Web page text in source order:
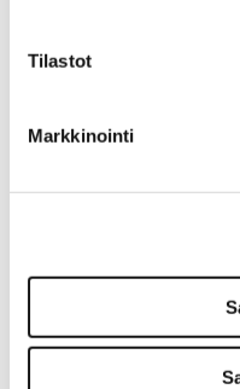
Tilastot
Markkinointi
Tuotekoodi: 113.
Ulkomitat: (l) 740 x (s) 420 x
(k) 370 mm.